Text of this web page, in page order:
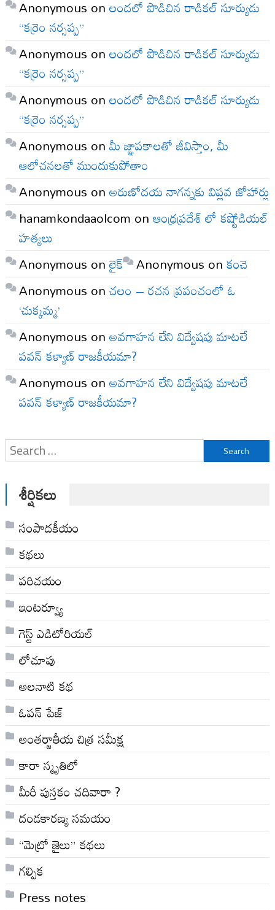
Anonymous onలందలో పొడిచిన రాడికల్ సూర్యుడు
“కర్రెం నర్సప్ప”
Anonymous onలందలో పొడిచిన రాడికల్ సూర్యుడు
“కర్రెం నర్సప్ప”
Anonymous onలందలో పొడిచిన రాడికల్ సూర్యుడు
“కర్రెం నర్సప్ప”
Anonymous onమీ జ్ఞాపకాలతో జీవిస్తాం, మీ
ఆలోచనలతో ముందుకుపోతాం
Anonymous onఅరుణోదయ నాగన్నకు విప్లవ జోహార్లు
hanamkondaaolcom onఆంధ్రప్రదేశ్ లో కష్టోడియల్
హత్యలు
Anonymous onలైక్ Anonymous onకంచె
Anonymous onచలం – రచన ప్రపంచంలో ఓ
‘చుక్కమ్మ’
Anonymous onఅవగాహన లేని విద్వేషపు మాటలే
పవన్ కళ్యాణ్ రాజకీయమా?
Anonymous onఅవగాహన లేని విద్వేషపు మాటలే
పవన్ కళ్యాణ్ రాజకీయమా?
Search
for:
శీర్షికలు
సంపాదకీయం
కథలు
పరిచయం
ఇంటర్వ్యూ
గెస్ట్ ఎడిటోరియల్
లోచూపు
అల‌నాటి క‌థ‌
ఓపన్ పేజ్
అంతర్జాతీయ చిత్ర సమీక్ష
కారా స్మృతిలో
మీరీ పుస్తకం చదివారా ?
దండకారణ్య సమయం
“మెట్రో జైలు” కథలు
గల్పిక
Press notes